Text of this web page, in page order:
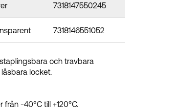
7318147550245
7318146551052
och travbara
locket.
-40°C till +120°C.